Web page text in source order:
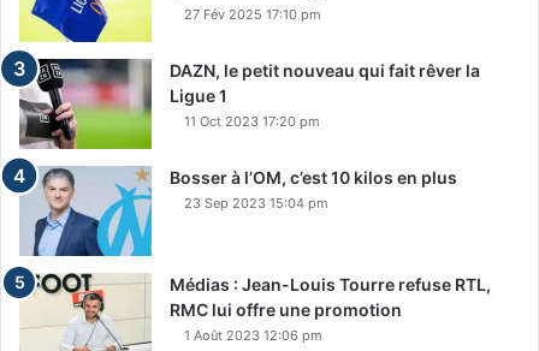
27 Fév 2025 17:10 pm
DAZN, le petit nouveau qui fait rêver la
Ligue 1
11 Oct 2023 17:20 pm
Bosser à l’OM, c’est 10 kilos en plus
23 Sep 2023 15:04 pm
Médias : Jean-Louis Tourre refuse RTL,
RMC lui offre une promotion
1 Août 2023 12:06 pm